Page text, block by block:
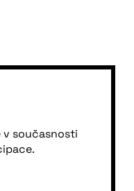
v současnosti